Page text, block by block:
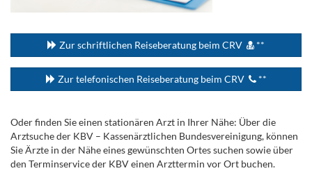
Zur schriftlichen Reiseberatung beim CRV **
Zur telefonischen Reiseberatung beim CRV **
Oder finden Sie einen stationären Arzt in Ihrer Nähe: Über die
Arztsuche der KBV – Kassenärztlichen Bundesvereinigung, können
Sie Ärzte in der Nähe eines gewünschten Ortes suchen sowie über
den Terminservice der KBV einen Arzttermin vor Ort buchen.